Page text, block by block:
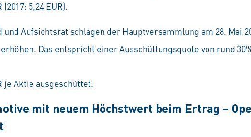
(2017: 5,24 EUR).
und Aufsichtsrat schlagen der Hauptversammlung am 28. Mai
Das entspricht einer Ausschüttungsquote von rund
je Aktie ausgeschüttet.
mit neuem Höchstwert beim Ertrag –